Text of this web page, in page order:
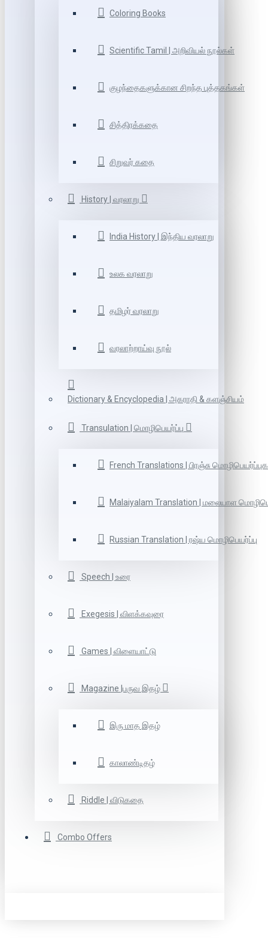
Coloring Books
Scientific Tamil | அறிவியல் நூல்கள்
குழந்தைகளுக்கான சிறந்த புத்தகங்கள்
சித்திரக்கதை
சிறுவர் கதை
History | வரலாறு
India History | இந்திய வரலாறு
உலக வரலாறு
தமிழர் வரலாறு
வரலாற்றாய்வு நூல்
Dictionary & Encyclopedia | அகராதி & களஞ்சியம்
Transulation | மொழிபெயர்ப்பு
French Translations | பிரஞ்சு
Malaiyalam Translation | மலையாள
Russian Translation | ரஷ்ய மொழிபெயர்ப்பு
Speech | உரை
Exegesis | விளக்கவுரை
Games | விளையாட்டு
Magazine |பருவ இதழ்
இரு மாத இதழ்
காலாண்டிதழ்
Riddle | விடுகதை
Combo Offers